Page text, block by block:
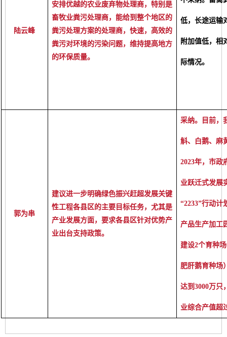
陆云峰
安排优越的农业废弃物处理商，特别是
畜牧业粪污处理商，能给到整个地区的
粪污处理方案的处理商，快速，高效的
粪污对环境的污染问题，维持提高地方
的环保质量。
低，长途运输
附加值低，相
际情况。
郭为串
建议进一步明确绿色振兴赶超发展关键
性工程各县区的主要目标任务，尤其是
产业发展方面，要求各县区针对优势产
业出台支持政策。
采纳。目前，
斛、白鹅、麻
2023年，市政
业跃迁式发展
“2233”行动计
产品生产加工
建设2个育种
肥肝鹅育种场
达到3000万只
业综合产值超